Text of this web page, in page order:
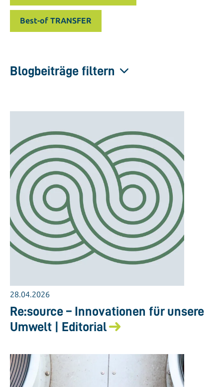
Best-of TRANSFER
Blogbeiträge filtern
28.04.2026
Re:source – Innovationen für unsere
Umwelt | Editorial